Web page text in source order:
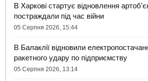
В Харкові стартує відновлення
постраждали під час війни
05 Серпня 2026, 15:44
В Балаклії відновили
ракетного удару по підприємству
05 Серпня 2026, 13:14